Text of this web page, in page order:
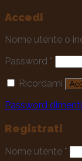
Accedi
Nome utente o
Password *
Ricordami
Password
Registrati
Nome utente *